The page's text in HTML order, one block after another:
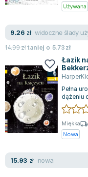
Maciej Orłoś
Katarzyna Miller
Antoine de Saint
Mark Twain
Marcin Meller
Paulina Młynarska
ks. Piotr Pawlukiewicz
Jarosław Sokołowski
Piotr Latocha
Piotr Semka
Używana
9.26 zł widoczne ślady
14.99złtaniej o 5.73zł
Łazik
Pełna
dążeniu
jak
Miękka
Nowa
15.93 zł nowa